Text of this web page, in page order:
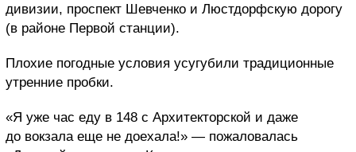
дивизии, проспект Шевченко и Люстдорфскую дорогу
(в районе Первой станции).
Плохие погодные условия усугубили традиционные
утренние пробки.
«Я уже час еду в 148 с Архитекторской и даже
до вокзала еще не доехала!» — пожаловалась